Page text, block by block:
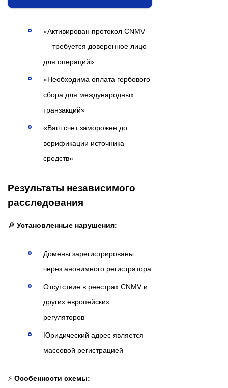
«Активирован протокол CNMV
— требуется доверенное лицо
для операций»
«Необходима оплата гербового
сбора для международных
транзакций»
«Ваш счет заморожен до
верификации источника
средств»
Результаты независимого
расследования
🔎 Установленные нарушения:
Домены зарегистрированы
через анонимного регистратора
Отсутствие в реестрах CNMV и
других европейских
регуляторов
Юридический адрес является
массовой регистрацией
⚡ Особенности схемы: